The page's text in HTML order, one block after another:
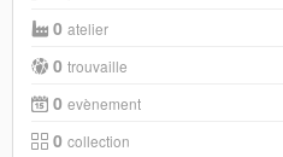
0 atelier
0 trouvaille
0 evènement
0 collection